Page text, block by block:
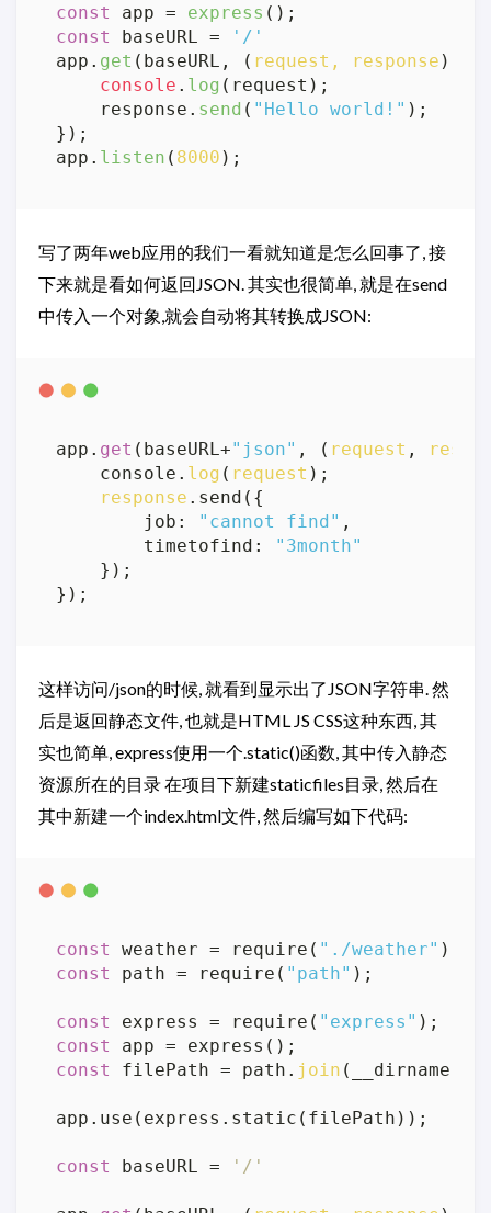
const app = express
const
baseURL =
'/'
app. get (baseURL, ( request, response ) =>
console . log (request);
    response.
send ( "Hello world!" );
});
app. listen ( 8000
写了两年web应用的我们一看就知道是怎么回事了, 接
下来就是看如何返回JSON. 其实也很简单, 就是在send
中传入一个对象,就会自动将其转换成JSON:
app. get (baseURL+"json" , ( request ,
    console.
log ( request );
response .send({
        job:
"cannot find" ,
        timetofind:
"3month"
    });
这样访问/json的时候, 就看到显示出了JSON字符串. 然
后是返回静态文件, 也就是HTML JS CSS这种东西, 其
实也简单, express使用一个.static()函数, 其中传入静态
资源所在的目录 在项目下新建staticfiles目录, 然后在
其中新建一个index.html文件, 然后编写如下代码:
const weather = require( "./weather"
const
path = require( "path" );
const express = require( "express"
const
const
filePath = path. join (__dirname,
app.use(express.static(filePath));
const baseURL = '/'